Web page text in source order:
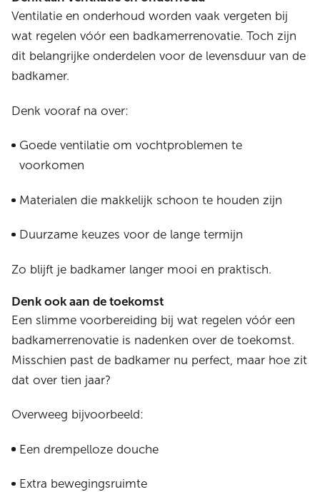
Ventilatie en onderhoud worden vaak vergeten bij
wat regelen vóór een badkamerrenovatie. Toch zijn
dit belangrijke onderdelen voor de levensduur van de
badkamer.
Denk vooraf na over:
Goede ventilatie om vochtproblemen te
voorkomen
Materialen die makkelijk schoon te houden zijn
Duurzame keuzes voor de lange termijn
Zo blijft je badkamer langer mooi en praktisch.
Denk ook aan de toekomst
Een slimme voorbereiding bij wat regelen vóór een
badkamerrenovatie is nadenken over de toekomst.
Misschien past de badkamer nu perfect, maar hoe zit
dat over tien jaar?
Overweeg bijvoorbeeld:
Een drempelloze douche
Extra bewegingsruimte